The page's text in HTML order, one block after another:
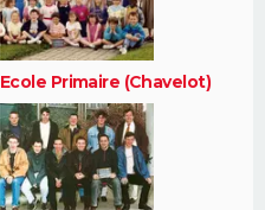
Ecole Primaire (Chavelot)